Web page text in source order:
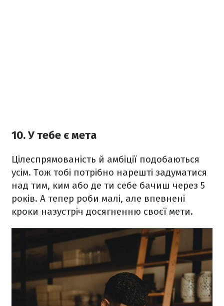
10. У тебе є мета
Цілеспрямованість й амбіції подобаються
усім. Тож тобі потрібно нарешті задуматися
над тим, ким або де ти себе бачиш через 5
років. А тепер роби малі, але впевнені
кроки назустріч досягненню своєї мети.